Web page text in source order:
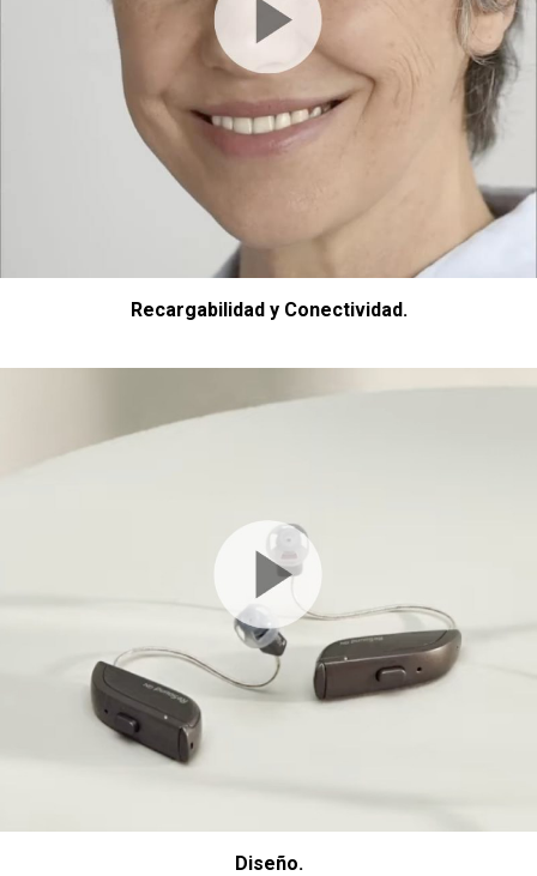
Recargabilidad y Conectividad.
Diseño.